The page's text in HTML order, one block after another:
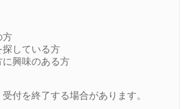
方
探している方
に興味のある方
付を終了する場合があります。